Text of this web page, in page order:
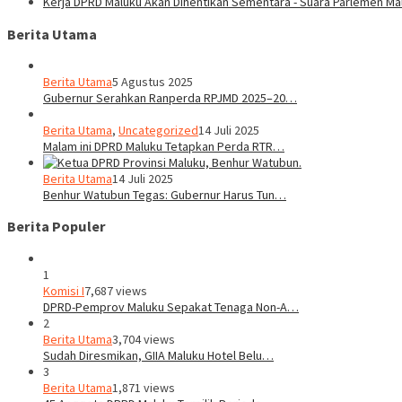
Berita Utama
Berita Utama5 Agustus 2025
Gubernur Serahkan Ranperda RPJMD 2025–20…
Berita Utama, Uncategorized14 Juli 2025
Malam ini DPRD Maluku Tetapkan Perda RTR…
Berita Utama14 Juli 2025
Benhur Watubun Tegas: Gubernur Harus Tun…
Berita Populer
1
Komisi I7,687 views
DPRD-Pemprov Maluku Sepakat Tenaga Non-A…
2
Berita Utama3,704 views
Sudah Diresmikan, GIIA Maluku Hotel Belu…
3
Berita Utama1,871 views